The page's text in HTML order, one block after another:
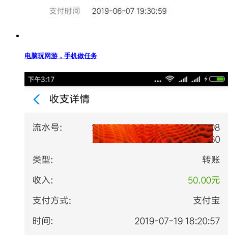
电脑玩网游，手机做任务